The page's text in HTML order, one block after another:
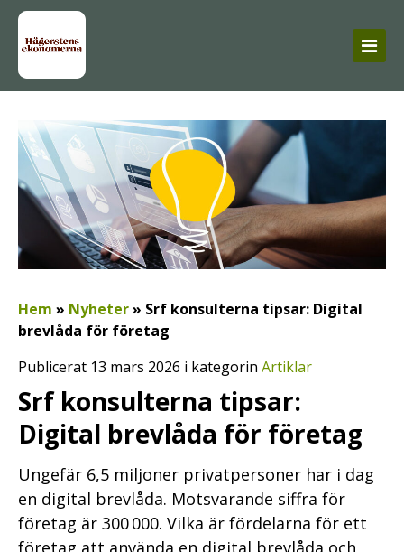
Hem » Nyheter» Srf konsulterna tipsar: Digital
brevlåda för företag
Publicerat 13 mars 2026 i kategorin Artiklar
Srf konsulterna tipsar:
Digital brevlåda för företag
Ungefär 6,5 miljoner privatpersoner har i dag
en digital brevlåda. Motsvarande siffra för
företag är 300 000. Vilka är fördelarna för ett
företag att använda en digital brevlåda och